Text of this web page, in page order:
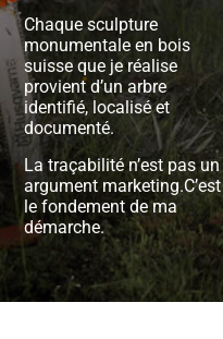
Chaque sculpture
monumentale en bois
suisse que je réalise
provient d’un arbre
identifié, localisé et
documenté.
La traçabilité n’est pas un
argument marketing.C’est
le fondement de ma
démarche.